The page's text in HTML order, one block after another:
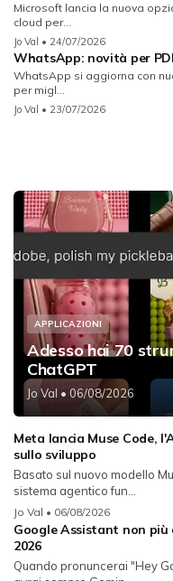
Microsoft lancia la nuova
cloud per...
Jo Val • 24/07/2026
WhatsApp: novità per
WhatsApp si aggiorna con
per migl...
Jo Val • 23/07/2026
APPLICAZIONI
Adesso hai 70
ChatGPT
Jo Val • 06/08/2026
Meta lancia Muse Code,
sullo sviluppo
Basato sul nuovo modello
sistema agentico fun...
Jo Val • 06/08/2026
Google Assistant non
2026
Quando pronuncerai "Hey